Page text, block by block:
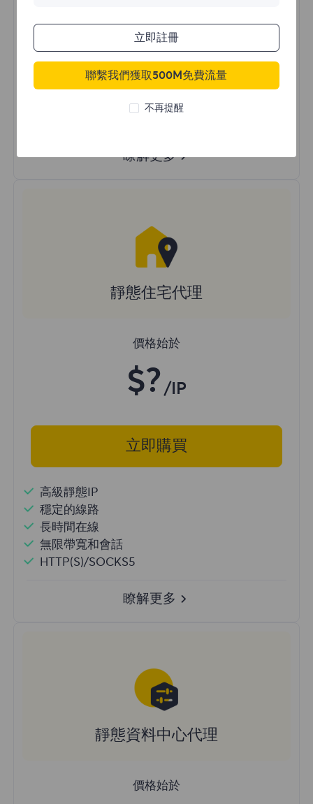
不限流量使用
無限使用IP
瞭解更多
靜態住宅代理
價格始於
$? /IP
立即購買
高級靜態IP
穩定的線路
長時間在線
無限帶寬和會話
HTTP(S)/SOCKS5
瞭解更多
靜態資料中心代理
價格始於
立即註冊
聯繫我們獲取500M免費流量
不再提醒